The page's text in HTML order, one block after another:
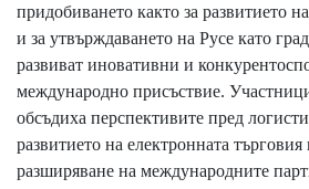
придобиването както за развитието
и за утвърждаването на Русе като
развиват иновативни и
международно присъствие.
обсъдиха перспективите пред
развитието на електронната
разширяване на международните